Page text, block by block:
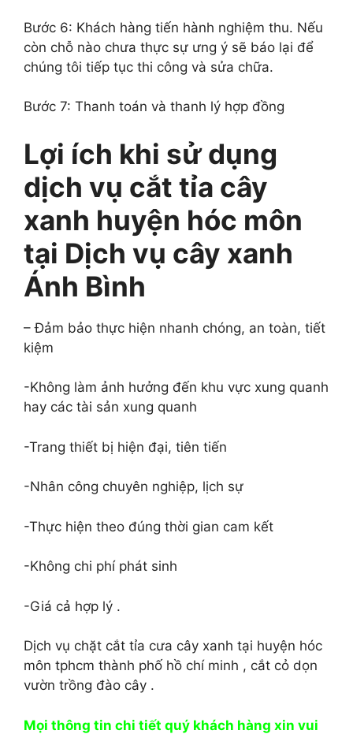
Bước 6: Khách hàng tiến hành nghiệm thu. Nếu
còn chỗ nào chưa thực sự ưng ý sẽ báo lại để
chúng tôi tiếp tục thi công và sửa chữa.
Bước 7: Thanh toán và thanh lý hợp đồng
Lợi ích khi sử dụng
dịch vụ cắt tỉa cây
xanh huyện hóc môn
tại Dịch vụ cây xanh
Ánh Bình
– Đảm bảo thực hiện nhanh chóng, an toàn, tiết
kiệm
-Không làm ảnh hưởng đến khu vực xung quanh
hay các tài sản xung quanh
-Trang thiết bị hiện đại, tiên tiến
-Nhân công chuyên nghiệp, lịch sự
-Thực hiện theo đúng thời gian cam kết
-Không chi phí phát sinh
-Giá cả hợp lý .
Dịch vụ chặt cắt tỉa cưa cây xanh tại huyện hóc
môn tphcm thành phố hồ chí minh , cắt cỏ dọn
vườn trồng đào cây .
Mọi thông tin chi tiết quý khách hàng xin vui